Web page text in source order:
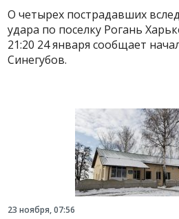
О четырех пострадавших
удара по поселку Рогань
21:20 24 января сообщает
Синегубов.
23 ноября, 07:56